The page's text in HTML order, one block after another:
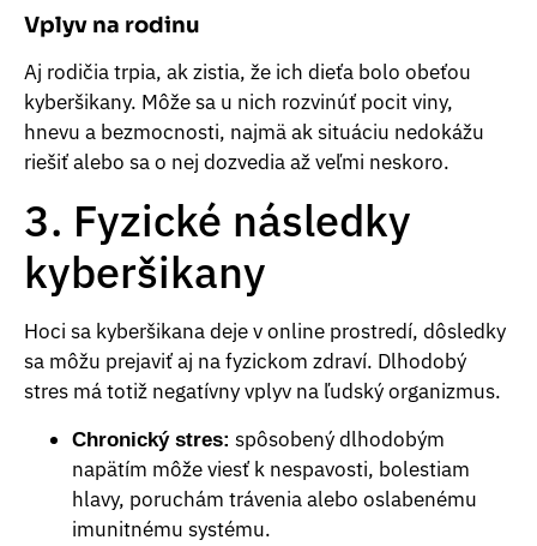
Vplyv na rodinu
Aj rodičia trpia, ak zistia, že ich dieťa bolo obeťou
kyberšikany. Môže sa u nich rozvinúť pocit viny,
hnevu a bezmocnosti, najmä ak situáciu nedokážu
riešiť alebo sa o nej dozvedia až veľmi neskoro.
3. Fyzické následky
kyberšikany
Hoci sa kyberšikana deje v online prostredí, dôsledky
sa môžu prejaviť aj na fyzickom zdraví. Dlhodobý
stres má totiž negatívny vplyv na ľudský organizmus.
Chronický stres: spôsobený dlhodobým
napätím môže viesť k nespavosti, bolestiam
hlavy, poruchám trávenia alebo oslabenému
imunitnému systému.